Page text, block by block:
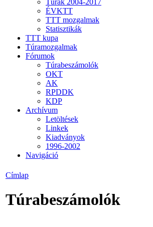
ÉVKTT
TTT mozgalmak
Statisztikák
TTT kupa
Túramozgalmak
Fórumok
Túrabeszámolók
OKT
AK
RPDDK
KDP
Archívum
Letöltések
Linkek
Kiadványok
1996-2002
Navigáció
Címlap
Túrabeszámolók